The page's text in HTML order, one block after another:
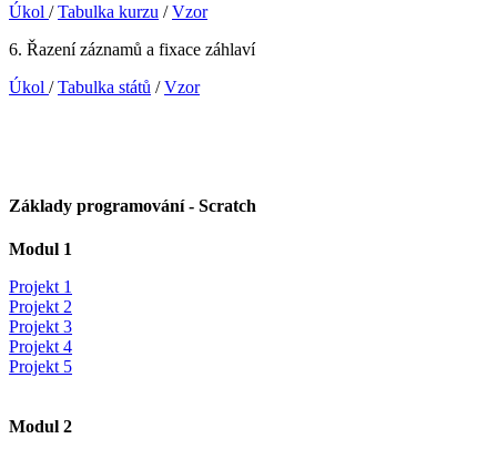
Úkol /Tabulka kurzu /Vzor
6. Řazení záznamů a fixace záhlaví
Úkol /Tabulka států /Vzor
Základy programování - Scratch
Modul 1
Projekt 1
Projekt 2
Projekt 3
Projekt 4
Projekt 5
Modul 2